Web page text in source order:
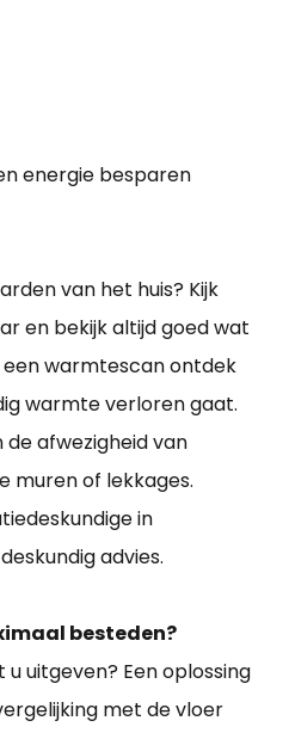
energie besparen
van het huis? Kijk
en bekijk altijd goed wat
een warmtescan ontdek
warmte verloren gaat.
de afwezigheid van
muren of lekkages.
in
advies.
besteden?
u uitgeven? Een oplossing
met de vloer